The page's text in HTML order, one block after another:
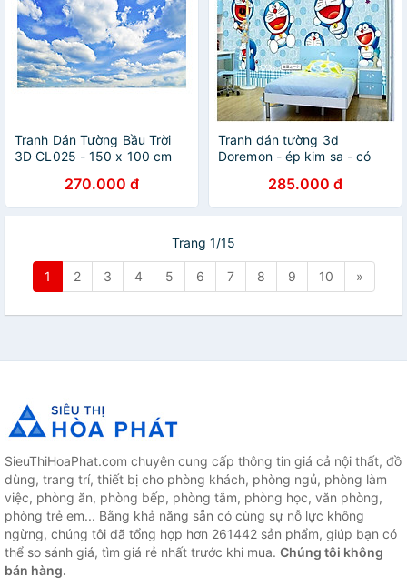
Tranh Dán Tường Bầu Trời
3D CL025 - 150 x 100 cm
270.000 đ
Tranh dán tường 3d
Doremon - ép kim sa - có
285.000 đ
Trang 1/15
1 2 3 4 5 6 7 8 9 10 »
SieuThiHoaPhat.com chuyên cung cấp thông tin giá cả nội thất, đồ
dùng, trang trí, thiết bị cho phòng khách, phòng ngủ, phòng làm
việc, phòng ăn, phòng bếp, phòng tắm, phòng học, văn phòng,
phòng trẻ em... Bằng khả năng sẵn có cùng sự nỗ lực không
ngừng, chúng tôi đã tổng hợp hơn 261442 sản phẩm, giúp bạn có
thể so sánh giá, tìm giá rẻ nhất trước khi mua. Chúng tôi không
bán hàng.